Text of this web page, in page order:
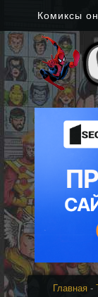
Комиксы
Главная -